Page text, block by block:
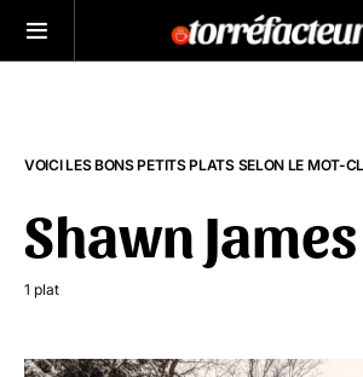
VOICI LES BONS PETITS PLATS SELON LE MOT-
Shawn James
1 plat